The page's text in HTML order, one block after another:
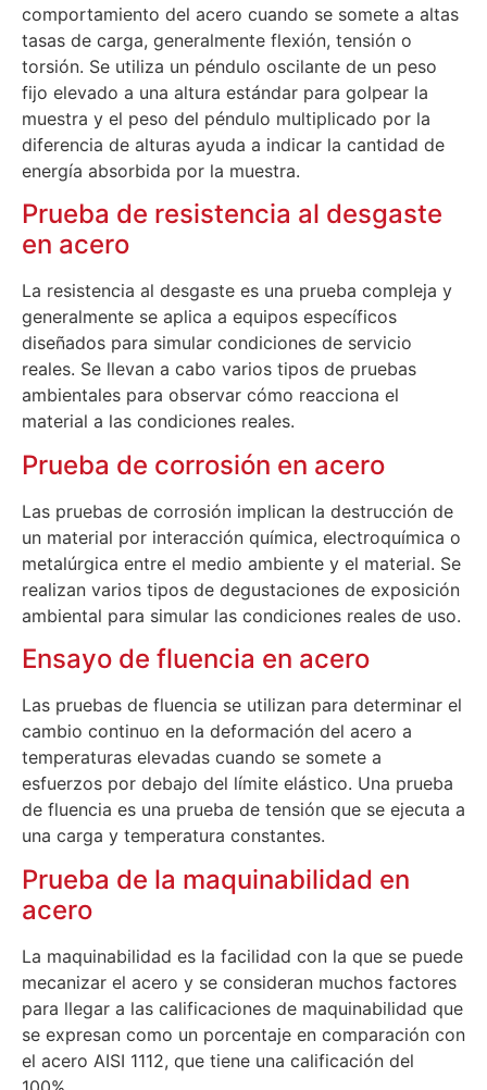
comportamiento del acero cuando se somete a altas
tasas de carga, generalmente flexión, tensión o
torsión. Se utiliza un péndulo oscilante de un peso
fijo elevado a una altura estándar para golpear la
muestra y el peso del péndulo multiplicado por la
diferencia de alturas ayuda a indicar la cantidad de
energía absorbida por la muestra.
Prueba de resistencia al desgaste
en acero
La resistencia al desgaste es una prueba compleja y
generalmente se aplica a equipos específicos
diseñados para simular condiciones de servicio
reales. Se llevan a cabo varios tipos de pruebas
ambientales para observar cómo reacciona el
material a las condiciones reales.
Prueba de corrosión en acero
Las pruebas de corrosión implican la destrucción de
un material por interacción química, electroquímica o
metalúrgica entre el medio ambiente y el material. Se
realizan varios tipos de degustaciones de exposición
ambiental para simular las condiciones reales de uso.
Ensayo de fluencia en acero
Las pruebas de fluencia se utilizan para determinar el
cambio continuo en la deformación del acero a
temperaturas elevadas cuando se somete a
esfuerzos por debajo del límite elástico. Una prueba
de fluencia es una prueba de tensión que se ejecuta a
una carga y temperatura constantes.
Prueba de la maquinabilidad en
acero
La maquinabilidad es la facilidad con la que se puede
mecanizar el acero y se consideran muchos factores
para llegar a las calificaciones de maquinabilidad que
se expresan como un porcentaje en comparación con
el acero AISI 1112, que tiene una calificación del